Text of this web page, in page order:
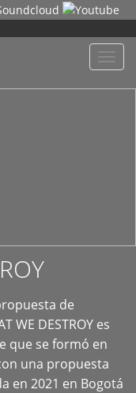
de
WE DESTROY es
que se formó en
una propuesta
en 2021 en Bogotá